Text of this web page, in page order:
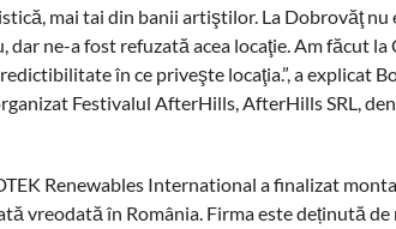
mai tai din banii artiştilor. La Dobrovăţ nu
ne-a fost refuzată acea locaţie. Am făcut la
în ce priveşte locaţia.”, a explicat
Festivalul AfterHills, AfterHills SRL,
Renewables International a finalizat
vreodată în România. Firma este deținută